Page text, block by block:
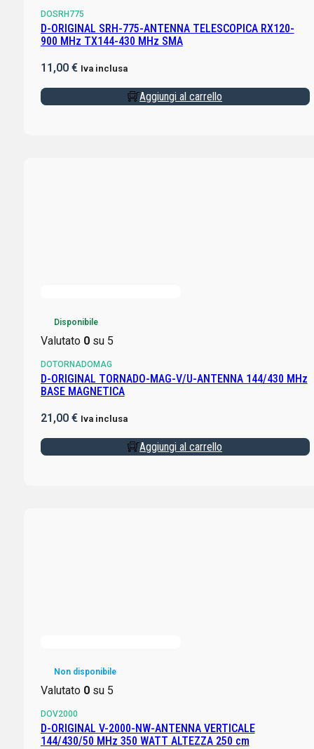
DOSRH775
D-ORIGINAL SRH-775-ANTENNA TELESCOPICA RX120-
900 MHz TX144-430 MHz SMA
11,00 € Iva inclusa
Aggiungi al carrello
Disponibile
Valutato 0su 5
DOTORNADOMAG
D-ORIGINAL TORNADO-MAG-V/U-ANTENNA 144/430 MHz
BASE MAGNETICA
21,00 € Iva inclusa
Aggiungi al carrello
Non disponibile
Valutato 0su 5
DOV2000
D-ORIGINAL V-2000-NW-ANTENNA VERTICALE
144/430/50 MHz 350 WATT ALTEZZA 250 cm